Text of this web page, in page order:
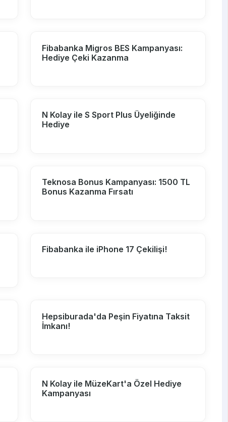
Fibabanka Migros BES Kampanyası:
Hediye Çeki Kazanma
N Kolay ile S Sport Plus Üyeliğinde
Hediye
Teknosa Bonus Kampanyası: 1500 TL
Bonus Kazanma Fırsatı
Fibabanka ile iPhone 17 Çekilişi!
Hepsiburada'da Peşin Fiyatına Taksit
İmkanı!
N Kolay ile MüzeKart'a Özel Hediye
Kampanyası